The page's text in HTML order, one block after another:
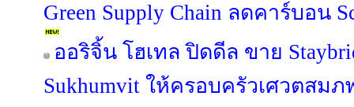
Green Supply Chain ลดคาร์บอน
ออริจิ้น โฮเทล ปิดดีล ขาย
Sukhumvit ให้ครอบครัวเศวตสม